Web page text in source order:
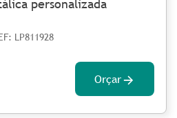
personalizada
LP811928
Orçar